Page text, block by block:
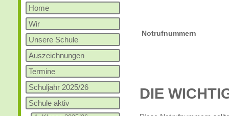
Home
Wir
Unsere Schule
Auszeichnungen
Termine
Schuljahr 2025/26
Schule aktiv
Notrufnummern
DIE